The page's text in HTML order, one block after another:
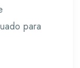
para